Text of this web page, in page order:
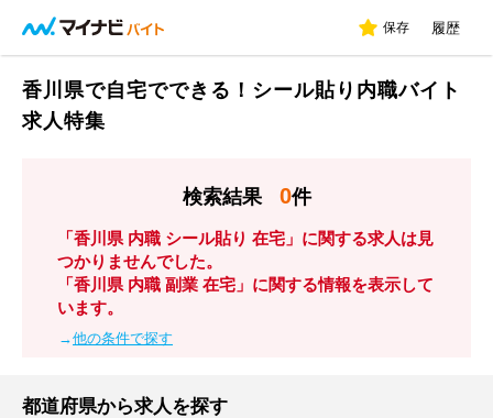
保存 履歴
香川県で自宅でできる！シール貼り内職バイト
求人特集
検索結果 0件
「香川県 内職 シール貼り 在宅」に関する求人は見
つかりませんでした。
「香川県 内職 副業 在宅」に関する情報を表示して
います。
→他の条件で探す
都道府県から求人を探す